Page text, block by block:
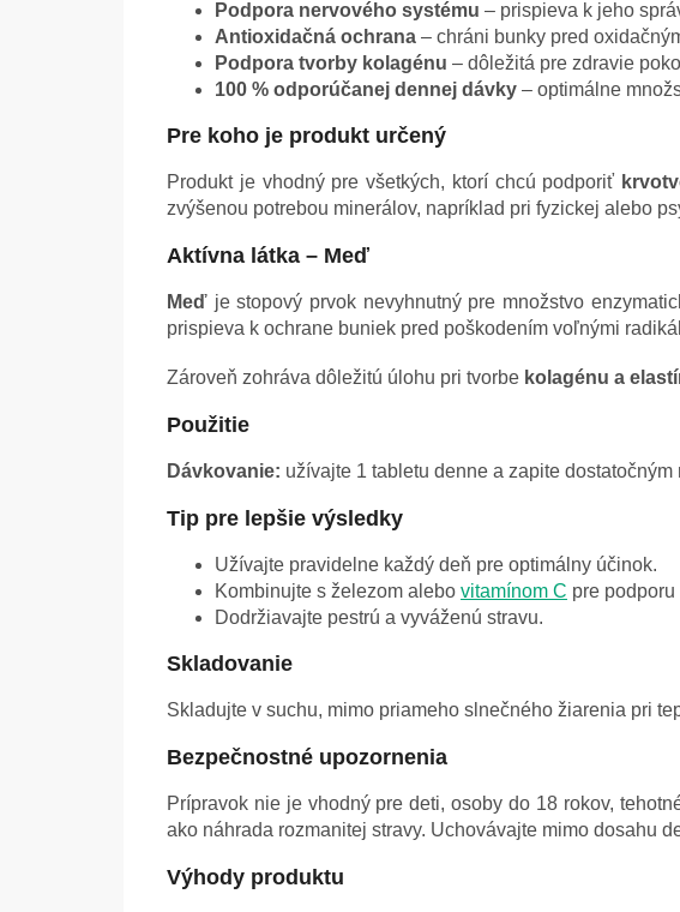
Podpora nervového systému – prispieva k jeho
Antioxidačná ochrana – chráni bunky pred
Podpora tvorby kolagénu – dôležitá pre zdravie
100 % odporúčanej dennej dávky – optimálne
Pre koho je produkt určený
Produkt je vhodný pre všetkých, ktorí chcú podporiť
zvýšenou potrebou minerálov, napríklad pri fyzickej alebo
Aktívna látka – Meď
Meď je stopový prvok nevyhnutný pre množstvo
prispieva k ochrane buniek pred poškodením voľnými
Zároveň zohráva dôležitú úlohu pri tvorbe kolagénu a
Použitie
Dávkovanie: užívajte 1 tabletu denne a zapite dostatočným
Tip pre lepšie výsledky
Užívajte pravidelne každý deň pre optimálny účinok.
Kombinujte s železom alebo vitamínom C pre podporu
Dodržiavajte pestrú a vyváženú stravu.
Skladovanie
Skladujte v suchu, mimo priameho slnečného žiarenia pri
Bezpečnostné upozornenia
Prípravok nie je vhodný pre deti, osoby do 18 rokov,
ako náhrada rozmanitej stravy. Uchovávajte mimo dosahu
Výhody produktu